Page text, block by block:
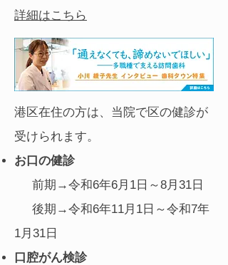
​詳細はこちら
​
港区在住の方は、当院で区の健診が
受けられます。
お口の健診
前期→令和6年6月1日～8月31日
後期→令和6年11月1日～令和7年
1月31日
口腔がん検診